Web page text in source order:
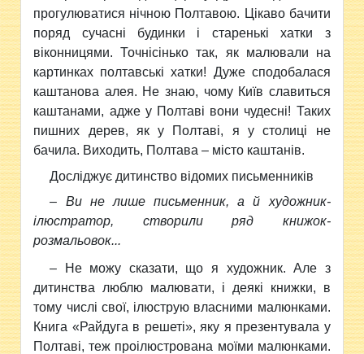
прогулюватися нічною Полтавою. Цікаво бачити
поряд сучасні будинки і старенькі хатки з
віконницями. Точнісінько так, як малювали на
картинках полтавські хатки! Дуже сподобалася
каштанова алея. Не знаю, чому Київ славиться
каштанами, адже у Полтаві вони чудесні! Таких
пишних дерев, як у Полтаві, я у столиці не
бачила. Виходить, Полтава – місто каштанів.
Досліджує дитинство відомих письменників
– Ви не лише письменник, а й художник-
ілюстратор, створили ряд книжок-
розмальовок...
– Не можу сказати, що я художник. Але з
дитинства люблю малювати, і деякі книжки, в
тому числі свої, ілюструю власними малюнками.
Книга «Райдуга в решеті», яку я презентувала у
Полтаві, теж проілюстрована моїми малюнками.